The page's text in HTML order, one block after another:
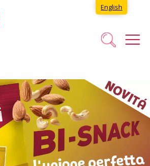
English